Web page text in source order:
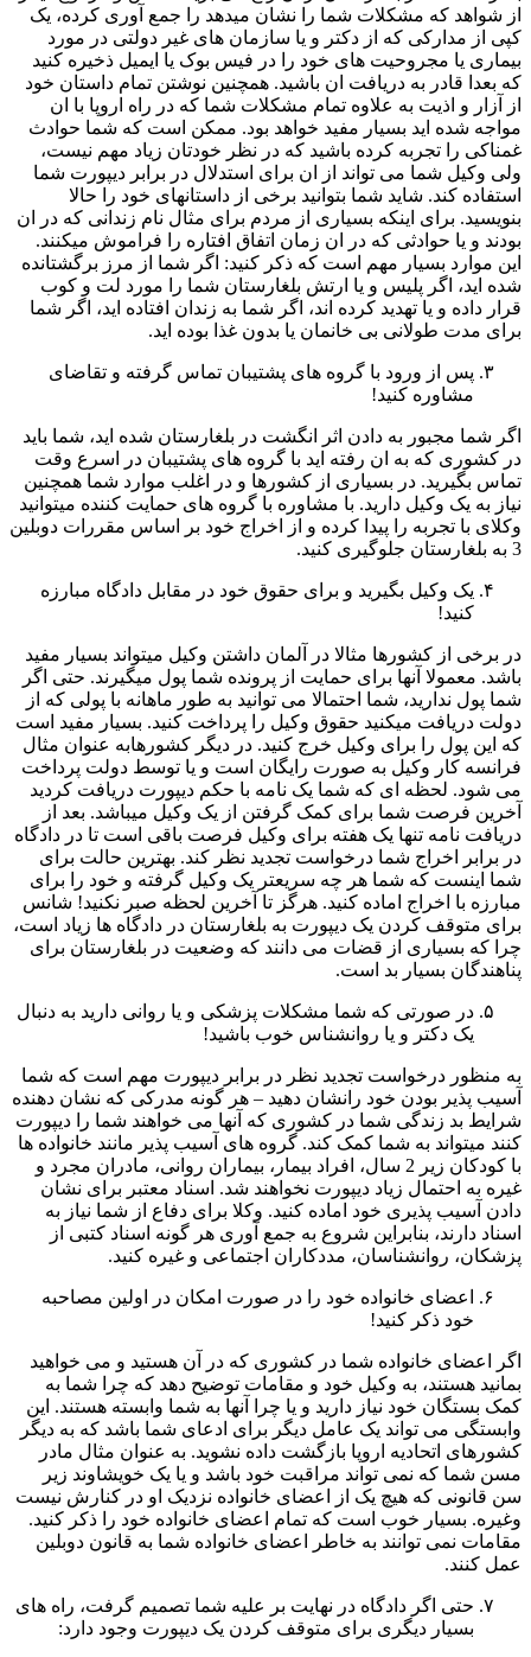
از شواهد که مشکلات شما را نشان میدهد را جمع آوری کرده، یک
کپی از مدارکی که از دکتر و یا سازمان های غیر دولتی در مورد
بیماری یا مجروحیت های خود را در فیس بوک یا ایمیل ذخیره کنید
که بعدا قادر به دریافت ان باشید. همچنین نوشتن تمام داستان خود
از آزار و اذیت به علاوه تمام مشکلات شما که در راه اروپا با ان
مواجه شده اید بسیار مفید خواهد بود. ممکن است که شما حوادث
غمناکی را تجربه کرده باشید که در نظر خودتان زیاد مهم نیست،
ولی وکیل شما می تواند از ان برای استدلال در برابر دیپورت شما
استفاده کند. شاید شما بتوانید برخی از داستانهای خود را حالا
بنویسید. برای اینکه بسیاری از مردم برای مثال نام زندانی که در ان
بودند و یا حوادثی که در ان زمان اتفاق افتاره را فراموش میکنند.
این موارد بسیار مهم است که ذکر کنید: اگر شما از مرز برگشتانده
شده اید، اگر پلیس و یا ارتش بلغارستان شما را مورد لت و کوب
قرار داده و یا تهدید کرده اند، اگر شما به زندان افتاده اید، اگر شما
برای مدت طولانی بی خانمان یا بدون غذا بوده اید.
پس از ورود با گروه های پشتیبان تماس گرفته و تقاضای
مشاوره کنید!
اگر شما مجبور به دادن اثر انگشت در بلغارستان شده اید، شما باید
در کشوری که به ان رفته اید با گروه های پشتیبان در اسرع وقت
تماس بگیرید. در بسیاری از کشورها و در اغلب موارد شما همچنین
نیاز به یک وکیل دارید. با مشاوره با گروه های حمایت کننده میتوانید
وکلای با تجربه را پیدا کرده و از اخراج خود بر اساس مقررات دوبلین
3 به بلغارستان جلوگیری کنید.
یک وکیل بگیرید و برای حقوق خود در مقابل دادگاه مبارزه
کنید!
در برخی از کشورها مثالا در آلمان داشتن وکیل میتواند بسیار مفید
باشد. معمولا آنها برای حمایت از پرونده شما پول میگیرند. حتی اگر
شما پول ندارید، شما احتمالا می توانید به طور ماهانه با پولی که از
دولت دریافت میکنید حقوق وکیل را پرداخت کنید. بسیار مفید است
که این پول را برای وکیل خرج کنید. در دیگر کشورهابه عنوان مثال
فرانسه کار وکیل به صورت رایگان است و یا توسط دولت پرداخت
می شود. لحظه ای که شما یک نامه با حکم دیپورت دریافت کردید
آخرین فرصت شما برای کمک گرفتن از یک وکیل میباشد. بعد از
دریافت نامه تنها یک هفته برای وکیل فرصت باقی است تا در دادگاه
در برابر اخراج شما درخواست تجدید نظر کند. بهترین حالت برای
شما اینست که شما هر چه سریعتر یک وکیل گرفته و خود را برای
مبارزه با اخراج اماده کنید. هرگز تا آخرین لحظه صبر نکنید! شانس
برای متوقف کردن یک دیپورت به بلغارستان در دادگاه ها زیاد است،
چرا که بسیاری از قضات می دانند که وضعیت در بلغارستان برای
پناهندگان بسیار بد است.
در صورتی که شما مشکلات پزشکی و یا روانی دارید به دنبال
یک دکتر و یا روانشناس خوب باشید!
به منظور درخواست تجدید نظر در برابر دیپورت مهم است که شما
آسیب پذیر بودن خود رانشان دهید – هر گونه مدرکی که نشان دهنده
شرایط بد زندگی شما در کشوری که آنها می خواهند شما را دیپورت
کنند میتواند به شما کمک کند. گروه های آسیب پذیر مانند خانواده ها
با کودکان زیر 2 سال، افراد بیمار، بیماران روانی، مادران مجرد و
غیره به احتمال زیاد دیپورت نخواهند شد. اسناد معتبر برای نشان
دادن آسیب پذیری خود اماده کنید. وکلا برای دفاع از شما نیاز به
اسناد دارند، بنابراین شروع به جمع آوری هر گونه اسناد کتبی از
پزشکان، روانشناسان، مددکاران اجتماعی و غیره کنید.
اعضای خانواده خود را در صورت امکان در اولین مصاحبه
خود ذکر کنید!
اگر اعضای خانواده شما در کشوری که در آن هستید و می خواهید
بمانید هستند، به وکیل خود و مقامات توضیح دهد که چرا شما به
کمک بستگان خود نیاز دارید و یا چرا آنها به شما وابسته هستند. این
وابستگی می تواند یک عامل دیگر برای ادعای شما باشد که به دیگر
کشورهای اتحادیه اروپا بازگشت داده نشوید. به عنوان مثال مادر
مسن شما که نمی تواند مراقبت خود باشد و یا یک خویشاوند زیر
سن قانونی که هیچ یک از اعضای خانواده نزدیک او در کنارش نیست
وغیره. بسیار خوب است که تمام اعضای خانواده خود را ذکر کنید.
مقامات نمی توانند به خاطر اعضای خانواده شما به قانون دوبلین
عمل کنند.
حتی اگر دادگاه در نهایت بر علیه شما تصمیم گرفت، راه های
بسیار دیگری برای متوقف کردن یک دیپورت وجود دارد: